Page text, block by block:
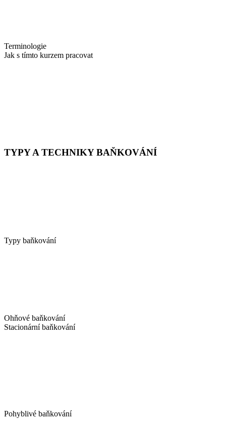
Terminologie
Jak s tímto kurzem pracovat
TYPY A TECHNIKY BAŇKOVÁNÍ
Typy baňkování
Ohňové baňkování
Stacionární baňkování
Pohyblivé baňkování